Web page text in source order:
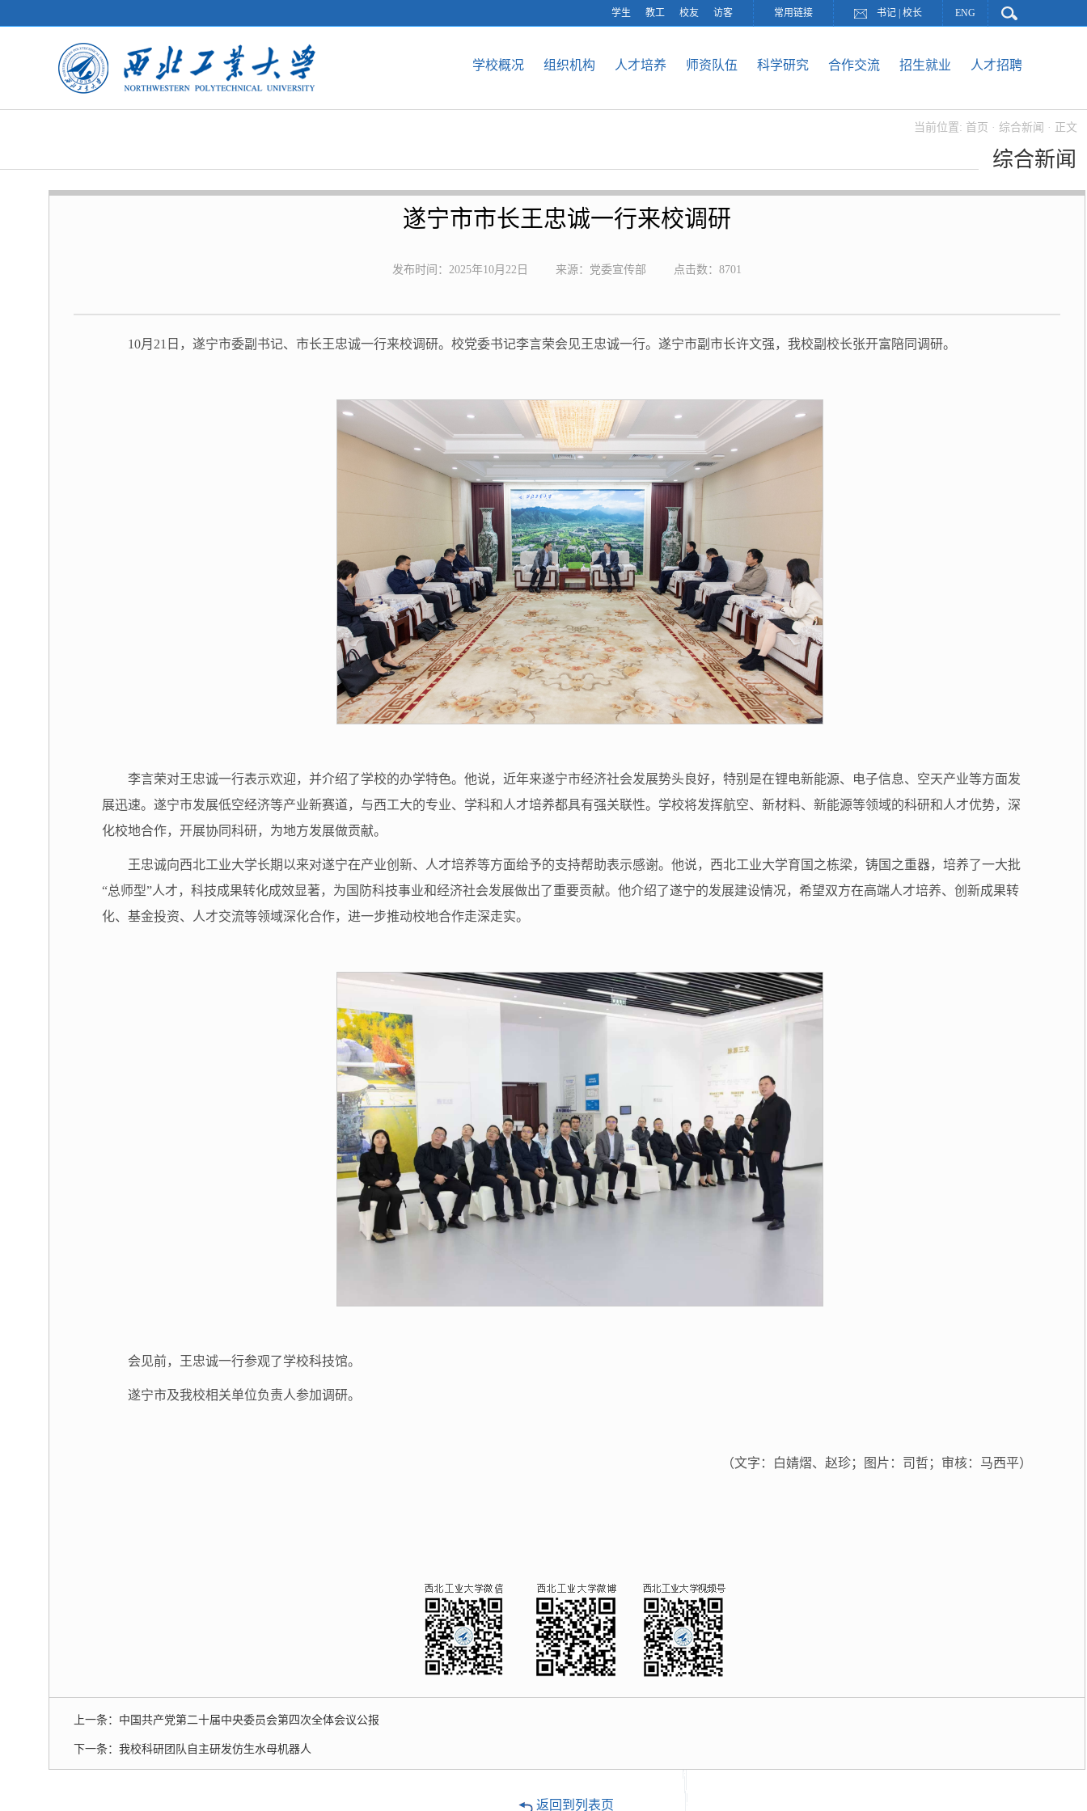
学生 教工 校友 访客 常用链接 书记 校长 ENG
学校概况 组织机构 人才培养 师资队伍 科学研究 合作交流 招生就业 人才招聘
当前位置: 首页 · 综合新闻 · 正文
综合新闻
遂宁市市长王忠诚一行来校调研
发布时间：2025年10月22日 来源：党委宣传部 点击数： 8701
10月21日，遂宁市委副书记、市长王忠诚一行来校调研。校党委书记李言荣会见王忠诚一行。遂宁市副市长许文强，我校副校长张开富陪同调研。
李言荣对王忠诚一行表示欢迎，并介绍了学校的办学特色。他说，近年来遂宁市经济社会发展势头良好，特别是在锂电新能源、电子信息、空天产业等方面发
展迅速。遂宁市发展低空经济等产业新赛道，与西工大的专业、学科和人才培养都具有强关联性。学校将发挥航空、新材料、新能源等领域的科研和人才优势，深
化校地合作，开展协同科研，为地方发展做贡献。
王忠诚向西北工业大学长期以来对遂宁在产业创新、人才培养等方面给予的支持帮助表示感谢。他说，西北工业大学育国之栋梁，铸国之重器，培养了一大批
“总师型”人才，科技成果转化成效显著，为国防科技事业和经济社会发展做出了重要贡献。他介绍了遂宁的发展建设情况，希望双方在高端人才培养、创新成果转
化、基金投资、人才交流等领域深化合作，进一步推动校地合作走深走实。
会见前，王忠诚一行参观了学校科技馆。
遂宁市及我校相关单位负责人参加调研。
（文字：白婧熠、赵珍；图片：司哲；审核：马西平）
上一条： 中国共产党第二十届中央委员会第四次全体会议公报
下一条： 我校科研团队自主研发仿生水母机器人
返回到列表页